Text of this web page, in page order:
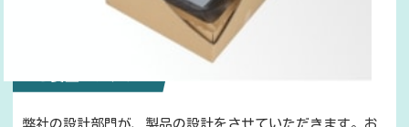
弊社の設計部門が、製品の設計をさせていただきます。お